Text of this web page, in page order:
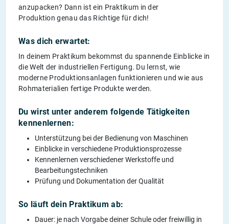
anzupacken? Dann ist ein Praktikum in der
Produktion genau das Richtige für dich!
Was dich erwartet:
In deinem Praktikum bekommst du spannende Einblicke in
die Welt der industriellen Fertigung. Du lernst, wie
moderne Produktionsanlagen funktionieren und wie aus
Rohmaterialien fertige Produkte werden.
Du wirst unter anderem folgende Tätigkeiten
kennenlernen:
Unterstützung bei der Bedienung von Maschinen
Einblicke in verschiedene Produktionsprozesse
Kennenlernen verschiedener Werkstoffe und
Bearbeitungstechniken
Prüfung und Dokumentation der Qualität
So läuft dein Praktikum ab:
Dauer: je nach Vorgabe deiner Schule oder freiwillig in